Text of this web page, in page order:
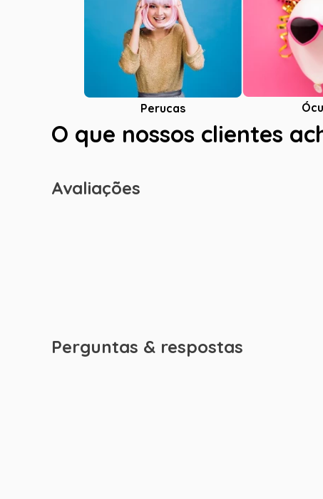
Perucas
O que nossos clientes
Avaliações
Perguntas & respostas